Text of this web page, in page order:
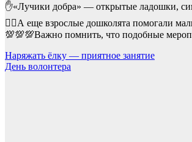
✋«Лучики добра» — открытые ладошки,
🙍‍♂А еще взрослые дошколята помогали
💯💯💯Важно помнить, что подобные
Навигация
по
Наряжать ёлку — приятное занятие
День волонтера